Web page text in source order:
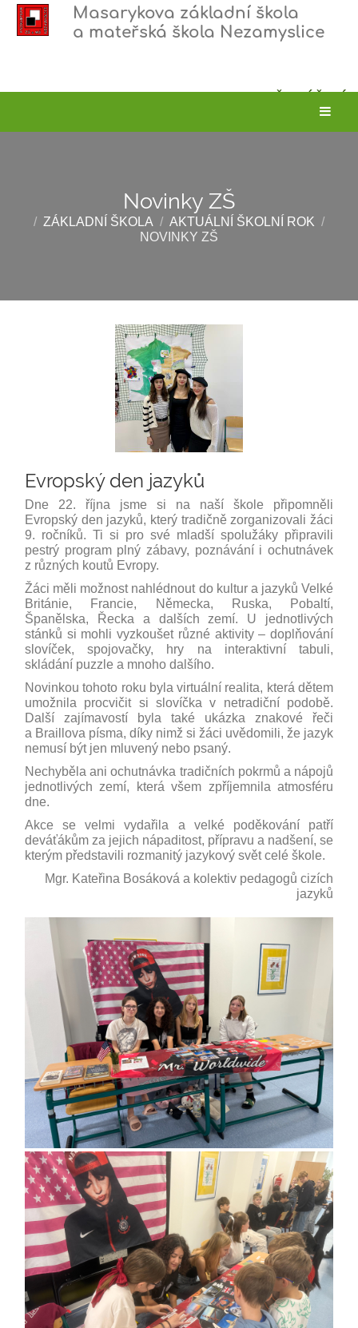
Masarykova základní škola
a mateřská škola Nezamyslice
Novinky ZŠ
/ ZÁKLADNÍ ŠKOLA / AKTUÁLNÍ ŠKOLNÍ ROK /
NOVINKY ZŠ
Evropský den jazyků
Dne 22. října jsme si na naší škole připomněli
Evropský den jazyků, který tradičně zorganizovali žáci
9. ročníků. Ti si pro své mladší spolužáky připravili
pestrý program plný zábavy, poznávání i ochutnávek
z různých koutů Evropy.
Žáci měli možnost nahlédnout do kultur a jazyků Velké
Británie, Francie, Německa, Ruska, Pobaltí,
Španělska, Řecka a dalších zemí. U jednotlivých
stánků si mohli vyzkoušet různé aktivity – doplňování
slovíček, spojovačky, hry na interaktivní tabuli,
skládání puzzle a mnoho dalšího.
Novinkou tohoto roku byla virtuální realita, která dětem
umožnila procvičit si slovíčka v netradiční podobě.
Další zajímavostí byla také ukázka znakové řeči
a Braillova písma, díky nimž si žáci uvědomili, že jazyk
nemusí být jen mluvený nebo psaný.
Nechyběla ani ochutnávka tradičních pokrmů a nápojů
jednotlivých zemí, která všem zpříjemnila atmosféru
dne.
Akce se velmi vydařila a velké poděkování patří
deváťákům za jejich nápaditost, přípravu a nadšení, se
kterým představili rozmanitý jazykový svět celé škole.
Mgr. Kateřina Bosáková a kolektiv pedagogů cizích
jazyků